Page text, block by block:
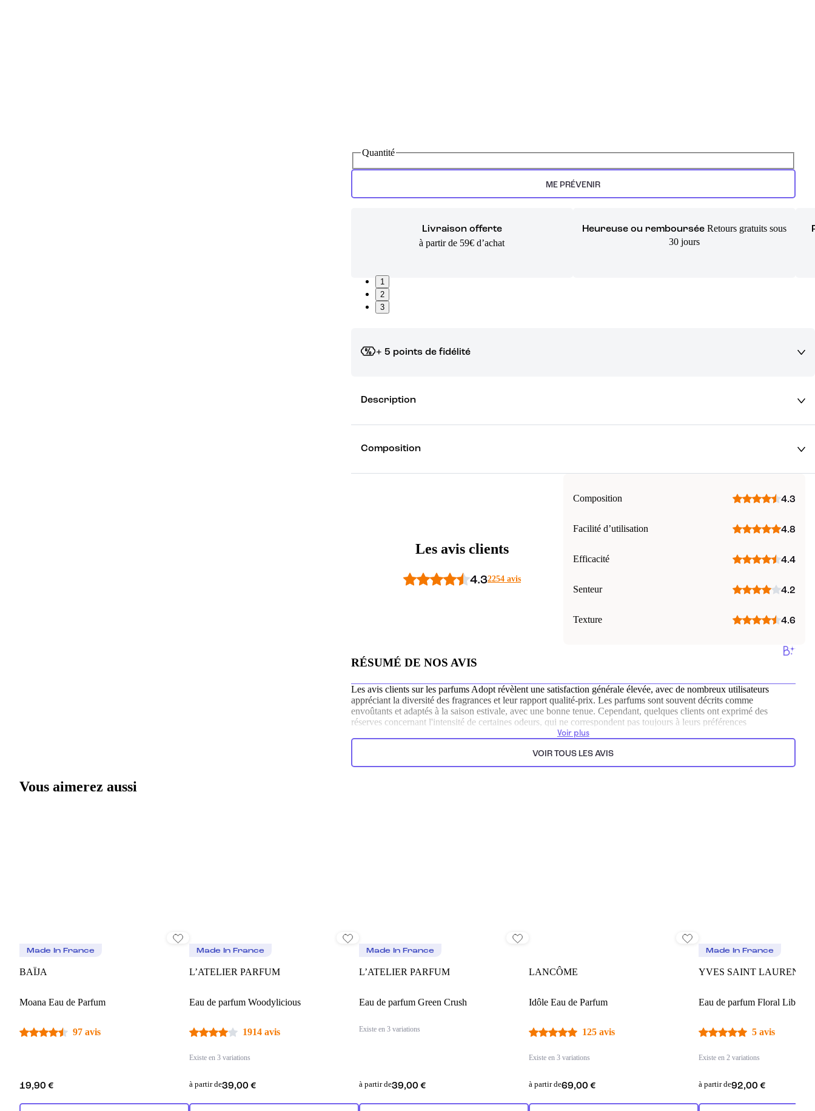
Quantité
ME PRÉVENIR
Livraison offerte
à partir de 59€ d’achat
Heureuse ou remboursée Retours gratuits sous
30 jours
1
2
3
+ 5 points de fidélité
Description
Composition
Les avis clients
4.32254 avis
Composition 4.3
Facilité d’utilisation 4.8
Efficacité 4.4
Senteur 4.2
Texture 4.6
RÉSUMÉ DE NOS AVIS
Les avis clients sur les parfums Adopt révèlent une satisfaction générale élevée, avec de nombreux utilisateurs
appréciant la diversité des fragrances et leur rapport qualité-prix. Les parfums sont souvent décrits comme
envoûtants et adaptés à la saison estivale, avec une bonne tenue. Cependant, quelques clients ont exprimé des
réserves concernant l'intensité de certaines odeurs, qui ne correspondent pas toujours à leurs préférences
Généré par l’IA à partir du texte des commentaires clients.
Voir plus
VOIR TOUS LES AVIS
Vous aimerez aussi
Made In France
BAÏJA
Moana Eau de Parfum
97 avis
19,90 €
Made In France
L’ATELIER PARFUM
Eau de parfum Woodylicious
1914 avis
Existe en 3 variations
à partir de39,00 €
Made In France
L’ATELIER PARFUM
Eau de parfum Green Crush
Existe en 3 variations
à partir de39,00 €
LANCÔME
Idôle Eau de Parfum
125 avis
Existe en 3 variations
à partir de69,00 €
Made In France
YVES SAINT LAURENT
Eau de parfum Floral Libre le
5 avis
Existe en 2 variations
à partir de92,00 €